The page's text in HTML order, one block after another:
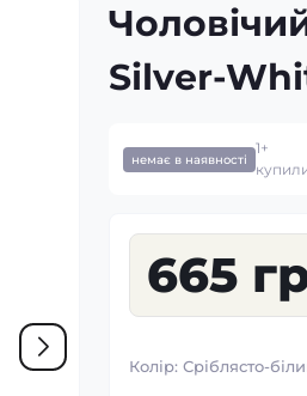
Silver-
немає в наявності
1+
665
Колір: Сріблясто-